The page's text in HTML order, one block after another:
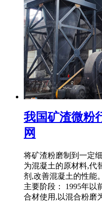
我国矿渣微粉
网
将矿渣粉磨制到一定
为混凝土的原材料,代
剂,改善混凝土的性能
主要阶段： 1995年以
合材使用,以混合粉磨